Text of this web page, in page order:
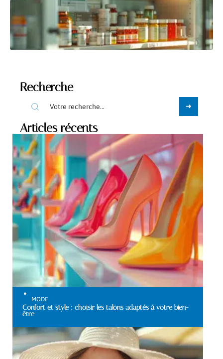
Recherche
Articles récents
MODE
Confort et style : choisir les talons adaptés à votre bien-
être